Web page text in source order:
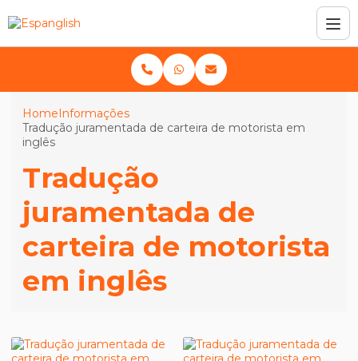
HomeInformações
Tradução juramentada de carteira de motorista em
inglês
Tradução
juramentada de
carteira de motorista
em inglês